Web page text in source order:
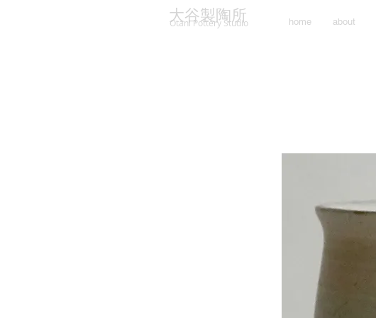
大谷製陶所
Otani Pottery Studio home about